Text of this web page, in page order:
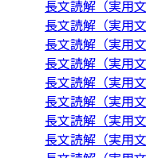
長文読解（実用
長文読解（実用
長文読解（実用
長文読解（実用
長文読解（実用
長文読解（実用
長文読解（実用
長文読解（実用